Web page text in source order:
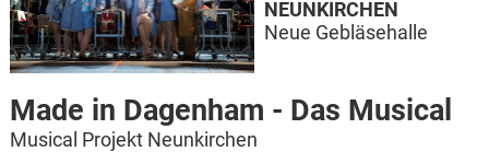
Made in Dagenham - Das Musical
Musical Projekt Neunkirchen
NEUNKIRCHEN
Neue Gebläsehalle